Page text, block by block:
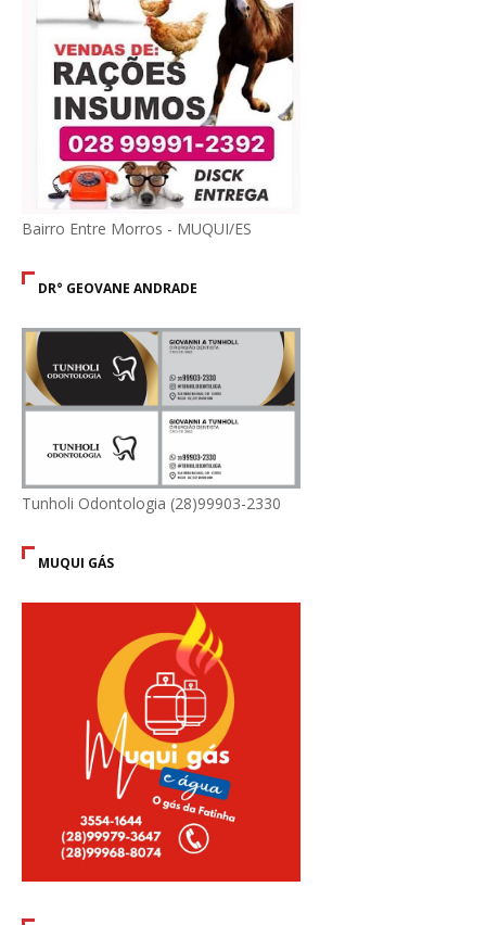
Bairro Entre Morros - MUQUI/ES
DR° GEOVANE ANDRADE
Tunholi Odontologia (28)99903-2330
MUQUI GÁS